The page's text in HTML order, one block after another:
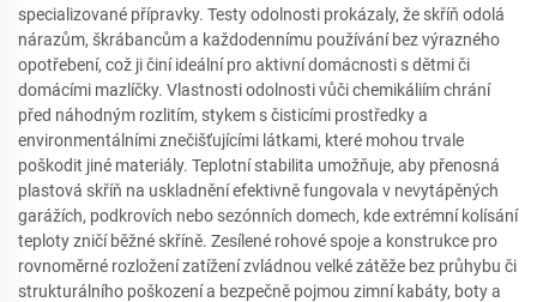
specializované přípravky. Testy odolnosti prokázaly, že skříň odolá
nárazům, škrábancům a každodennímu používání bez výrazného
opotřebení, což ji činí ideální pro aktivní domácnosti s dětmi či
domácími mazlíčky. Vlastnosti odolnosti vůči chemikáliím chrání
před náhodným rozlitím, stykem s čisticími prostředky a
environmentálními znečišťujícími látkami, které mohou trvale
poškodit jiné materiály. Teplotní stabilita umožňuje, aby přenosná
plastová skříň na uskladnění efektivně fungovala v nevytápěných
garážích, podkrovích nebo sezónních domech, kde extrémní kolísání
teploty zničí běžné skříně. Zesílené rohové spoje a konstrukce pro
rovnoměrné rozložení zatížení zvládnou velké zátěže bez průhybu či
strukturálního poškození a bezpečně pojmou zimní kabáty, boty a